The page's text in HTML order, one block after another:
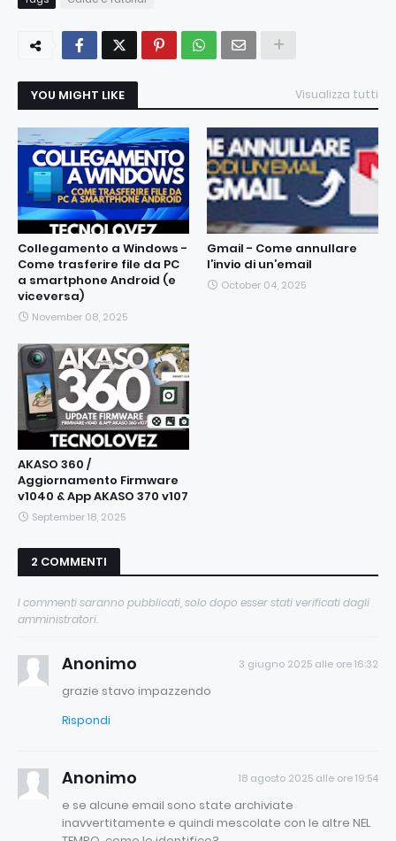
YOU MIGHT LIKE Visualizza tutti
Collegamento a Windows -
Come trasferire file da PC
a smartphone Android (e
viceversa)
November 08, 2025
Gmail - Come annullare
l’invio di un’email
October 04, 2025
AKASO 360 /
Aggiornamento Firmware
v1040 & App AKASO 370 v107
September 18, 2025
2 COMMENTI
I commenti saranno pubblicati, solo dopo esser stati verificati dagli
amministratori.
Anonimo 3 giugno 2025 alle ore 16:32
grazie stavo impazzendo
Rispondi
Anonimo 18 agosto 2025 alle ore 19:54
e se alcune email sono state archiviate
inavvertitamente e quindi mescolate con le altre NEL